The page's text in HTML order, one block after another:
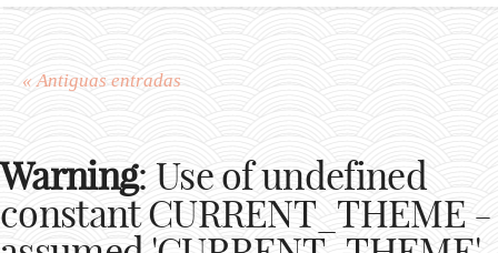
« Antiguas entradas
Warning: Use of undefined
constant CURRENT_THEME -